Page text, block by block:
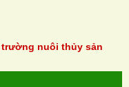
trường nuôi thủy sản